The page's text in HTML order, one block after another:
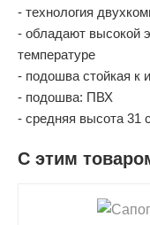
- технология
- обладают высокой
температуре
- подошва стойкая к
- подошва: ПВХ
- средняя высота 31
С этим